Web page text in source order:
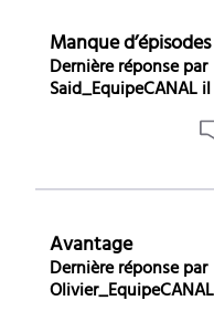
Manque d’épisodes
Dernière réponse par
Said_EquipeCANAL
Avantage
Dernière réponse par
Olivier_EquipeCANAL